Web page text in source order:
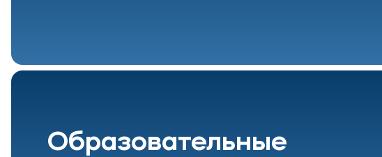
Образовательные